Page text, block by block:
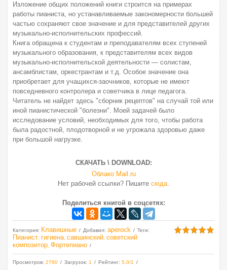
Изложение общих положений книги строится на примерах
работы пианиста, но устанавливаемые закономерности большей
частью сохраняют свое значение и для представителей других
музыкально-исполнительских профессий.
Книга обращена к студентам и преподавателям всех ступеней
музыкального образования, к представителям всех видов
музыкально-исполнительской деятельности — солистам,
ансамблистам, оркестрантам и т.д. Особое значение она
приобретает для учащихся-заочников, которые не имеют
повседневного контролера и советчика в лице педагога.
Читатель не найдет здесь "сборник рецептов" на случай той или
иной пианистической "болезни". Моей задачей было
исследование условий, необходимых для того, чтобы работа
была радостной, плодотворной и не угрожала здоровью даже
при большой нагрузке.
СКАЧАТЬ \ DOWNLOAD:
Облако Mail.ru
Нет рабочей ссылки? Пишите сюда.
Поделиться книгой в соцсетях:
Категория: Клавишные Добавил: aperock Теги:
Пианист гигиена савшинский советский
композитор Фортепиано
Просмотров: 2760 Загрузок: 1 Рейтинг: 5.0/1